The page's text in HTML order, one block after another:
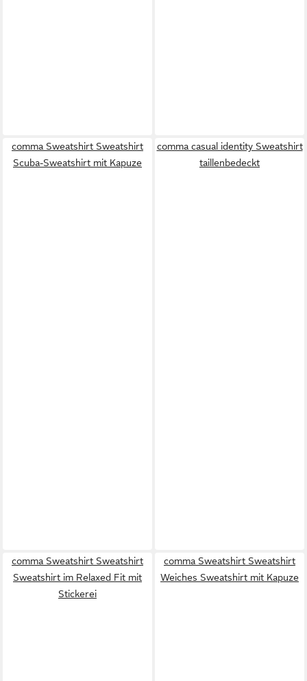
comma Sweatshirt Sweatshirt
Scuba-Sweatshirt mit Kapuze
comma casual identity Sweatshirt
taillenbedeckt
comma Sweatshirt Sweatshirt
Sweatshirt im Relaxed Fit mit
Stickerei
comma Sweatshirt Sweatshirt
Weiches Sweatshirt mit Kapuze